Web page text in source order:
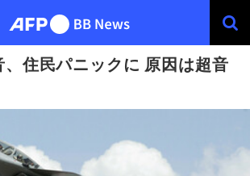
住民パニックに 原因は超音